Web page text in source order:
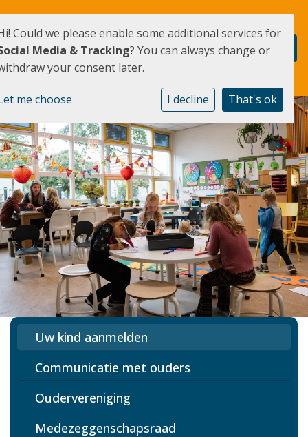
Uw kind aanmelden
Communicatie met ouders
Oudervereniging
Medezeggenschapsraad
Could we please enable some additional services for
Media & Tracking? You can always change or
your consent later.
me choose I decline That's ok